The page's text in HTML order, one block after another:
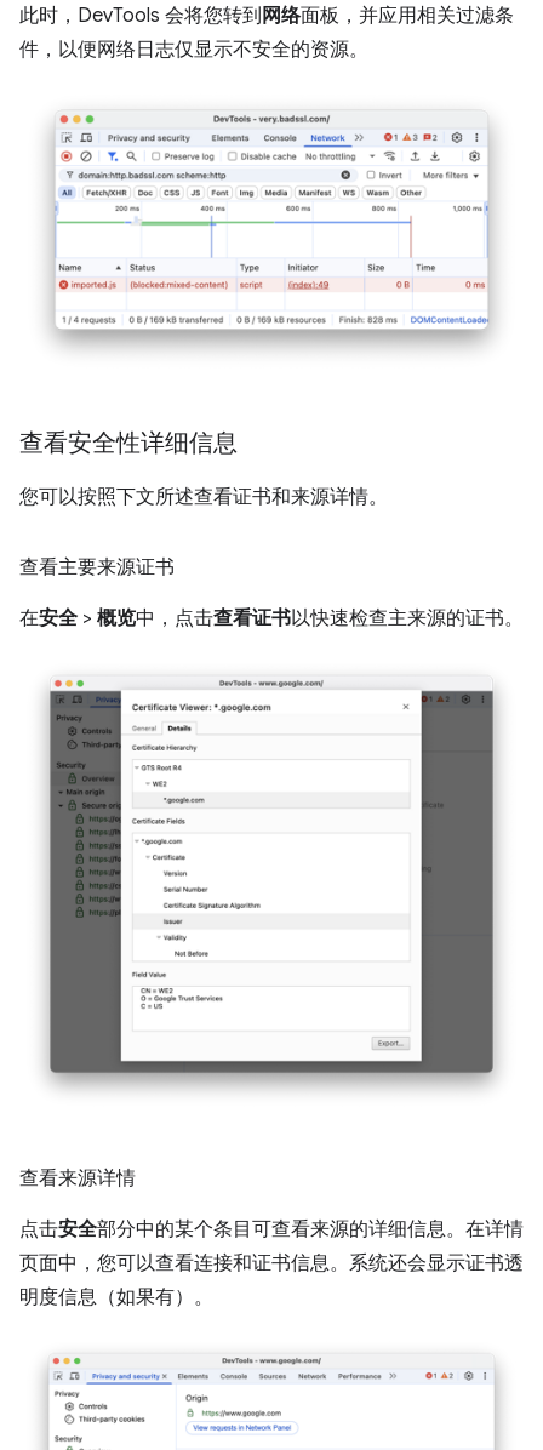
此时，DevTools 会将您转到 网络面板，并应用相关过滤条
件，以便网络日志仅显示不安全的资源。
查看安全性详细信息
您可以按照下文所述查看证书和来源详情。
查看主要来源证书
在安全 > 概览中，点击查看证书以快速检查主来源的证书。
查看来源详情
点击安全部分中的某个条目可查看来源的详细信息。在详情
页面中，您可以查看连接和证书信息。系统还会显示证书透
明度信息（如果有）。